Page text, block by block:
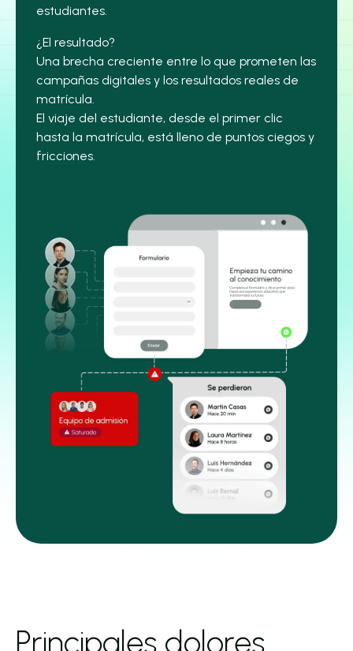
estudiantes.
¿El resultado?
Una brecha creciente entre lo que prometen las
campañas digitales y los resultados reales de
matrícula.
El viaje del estudiante, desde el primer clic
hasta la matrícula, está lleno de puntos ciegos y
fricciones.
Principales dolores